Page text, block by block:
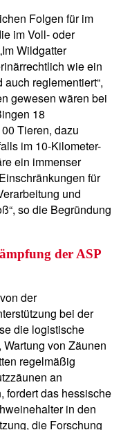
Folgen für im
im Voll- oder
Wildgatter
wie ein
reglementiert“,
gewesen wären bei
18
Tieren, dazu
im 10-Kilometer-
ein immenser
für
und
so die Begründung
der ASP
der
bei der
die logistische
von Zäunen
regelmäßig
an
fordert das hessische
in den
die Forschung